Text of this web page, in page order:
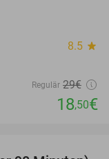
8.5 star
Regulär 29€
18,50€